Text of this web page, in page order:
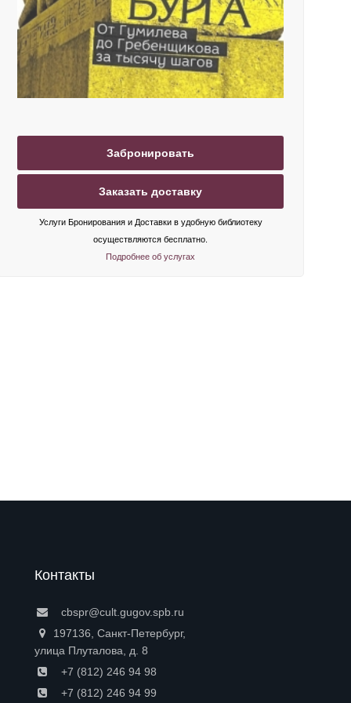
Забронировать
Заказать доставку
Услуги Бронирования и Доставки в удобную библиотеку
осуществляются бесплатно.
Подробнее об услугах
Контакты
cbspr@cult.gugov.spb.ru
197136, Санкт-Петербург,
улица Плуталова, д. 8
+7 (812) 246 94 98
+7 (812) 246 94 99